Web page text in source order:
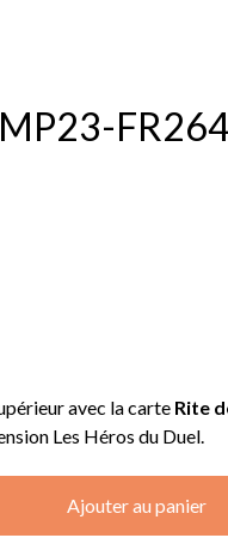
FR264
avec la carte Rite
Les Héros du Duel.
Ajouter au panier